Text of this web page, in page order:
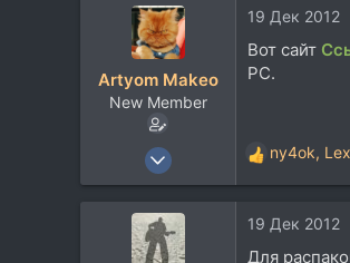
Днепр UA
Artyom Makeo
New Member
15 Июл 2012
4
19 Дек 2012
Вот сайт
PC.
Р
е
к
ny4ok,
19 Дек 2012
Для